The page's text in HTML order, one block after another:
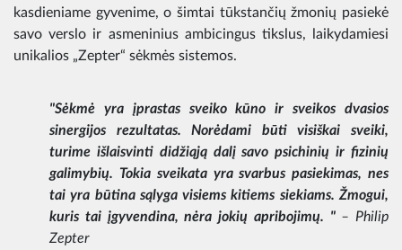
kasdieniame gyvenime, o šimtai tūkstančių žmonių pasiekė
savo verslo ir asmeninius ambicingus tikslus, laikydamiesi
unikalios „Zepter“ sėkmės sistemos.
"Sėkmė yra įprastas sveiko kūno ir sveikos dvasios
sinergijos rezultatas. Norėdami būti visiškai sveiki,
turime išlaisvinti didžiąją dalį savo psichinių ir fizinių
galimybių. Tokia sveikata yra svarbus pasiekimas, nes
tai yra būtina sąlyga visiems kitiems siekiams. Žmogui,
kuris tai įgyvendina, nėra jokių apribojimų. " – Philip
Zepter